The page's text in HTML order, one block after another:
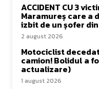
ACCIDENT CU 3
Maramureș care a
izbit de un șofer
2 august 2026
Motociclist
camion! Bolidul a
actualizare)
1 august 2026